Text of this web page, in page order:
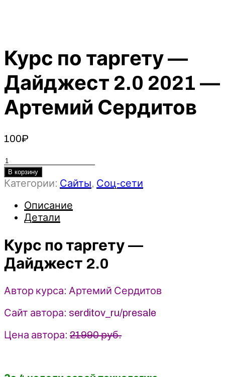
Курс по таргету —
Дайджест 2.0 2021 —
Артемий Сердитов
100₽
Количество
товара
Курс
таргету
2.0
2021
-
Сердитов
В корзину
Категории: Сайты, Соц-сети
Описание
Детали
Курс по таргету —
Дайджест 2.0
Автор курса: Артемий Сердитов
Сайт автора: serditov_ru/presale
Цена автора: 21990 руб.